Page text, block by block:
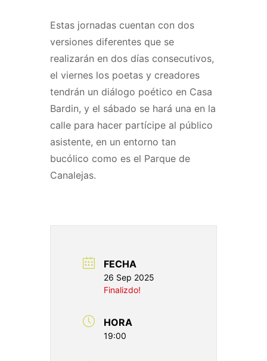
Estas jornadas cuentan con dos
versiones diferentes que se
realizarán en dos días consecutivos,
el viernes los poetas y creadores
tendrán un diálogo poético en Casa
Bardin, y el sábado se hará una en la
calle para hacer partícipe al público
asistente, en un entorno tan
bucólico como es el Parque de
Canalejas.
FECHA
26 Sep 2025
Finalizdo!
HORA
19:00